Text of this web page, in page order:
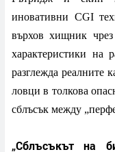
иновативни CGI
върхов хищник
характеристики на
разглежда реалните
ловци в толкова
сблъсък между
„Сблъсъкът на